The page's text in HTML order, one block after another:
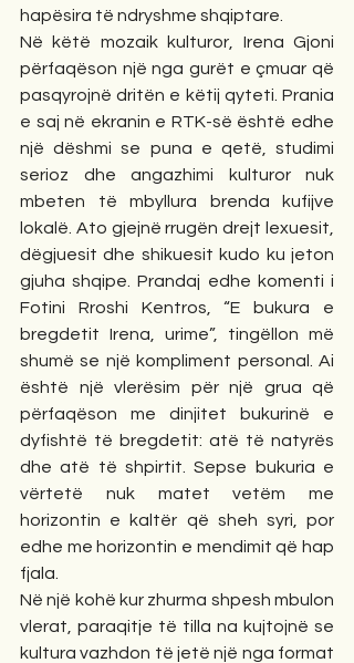
hapësira të ndryshme shqiptare.
Në këtë mozaik kulturor, Irena Gjoni
përfaqëson një nga gurët e çmuar që
pasqyrojnë dritën e këtij qyteti. Prania
e saj në ekranin e RTK-së është edhe
një dëshmi se puna e qetë, studimi
serioz dhe angazhimi kulturor nuk
mbeten të mbyllura brenda kufijve
lokalë. Ato gjejnë rrugën drejt lexuesit,
dëgjuesit dhe shikuesit kudo ku jeton
gjuha shqipe. Prandaj edhe komenti i
Fotini Rroshi Kentros, “E bukura e
bregdetit Irena, urime”, tingëllon më
shumë se një kompliment personal. Ai
është një vlerësim për një grua që
përfaqëson me dinjitet bukurinë e
dyfishtë të bregdetit: atë të natyrës
dhe atë të shpirtit. Sepse bukuria e
vërtetë nuk matet vetëm me
horizontin e kaltër që sheh syri, por
edhe me horizontin e mendimit që hap
fjala.
Në një kohë kur zhurma shpesh mbulon
vlerat, paraqitje të tilla na kujtojnë se
kultura vazhdon të jetë një nga format